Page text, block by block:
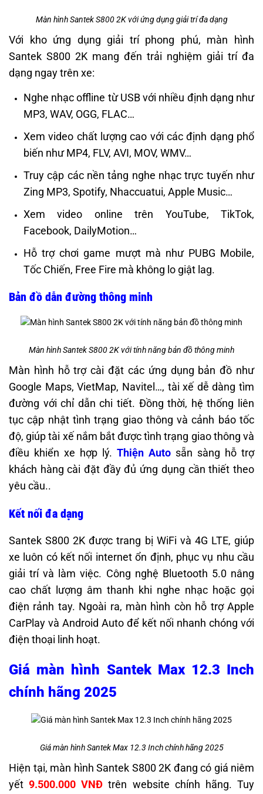
Màn hình Santek S800 2K với ứng dụng giải trí đa dạng
Với kho ứng dụng giải trí phong phú, màn hình
Santek S800 2K mang đến trải nghiệm giải trí đa
dạng ngay trên xe:
Nghe nhạc offline từ USB với nhiều định dạng như
MP3, WAV, OGG, FLAC…
Xem video chất lượng cao với các định dạng phổ
biến như MP4, FLV, AVI, MOV, WMV…
Truy cập các nền tảng nghe nhạc trực tuyến như
Zing MP3, Spotify, Nhaccuatui, Apple Music…
Xem video online trên YouTube, TikTok,
Facebook, DailyMotion…
Hỗ trợ chơi game mượt mà như PUBG Mobile,
Tốc Chiến, Free Fire mà không lo giật lag.
Bản đồ dẫn đường thông minh
Màn hình Santek S800 2K với tính năng bản đồ thông minh
Màn hình hỗ trợ cài đặt các ứng dụng bản đồ như
Google Maps, VietMap, Navitel…, tài xế dễ dàng tìm
đường với chỉ dẫn chi tiết. Đồng thời, hệ thống liên
tục cập nhật tình trạng giao thông và cảnh báo tốc
độ, giúp tài xế nắm bắt được tình trạng giao thông và
điều khiển xe hợp lý. Thiện Auto sẵn sàng hỗ trợ
khách hàng cài đặt đầy đủ ứng dụng cần thiết theo
yêu cầu..
Kết nối đa dạng
Santek S800 2K được trang bị WiFi và 4G LTE, giúp
xe luôn có kết nối internet ổn định, phục vụ nhu cầu
giải trí và làm việc. Công nghệ Bluetooth 5.0 nâng
cao chất lượng âm thanh khi nghe nhạc hoặc gọi
điện rảnh tay. Ngoài ra, màn hình còn hỗ trợ Apple
CarPlay và Android Auto để kết nối nhanh chóng với
điện thoại linh hoạt.
Giá màn hình Santek Max 12.3 Inch
chính hãng 2025
Giá màn hình Santek Max 12.3 Inch chính hãng 2025
Hiện tại, màn hình Santek S800 2K đang có giá niêm
yết9.500.000 VNĐ trên website chính hãng. Tuy